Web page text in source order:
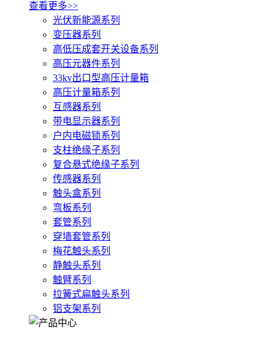
查看更多>>
光伏新能源系列
变压器系列
高低压成套开关设备系列
高压元器件系列
33kv出口型高压计量箱
高压计量箱系列
互感器系列
带电显示器系列
户内电磁锁系列
支柱绝缘子系列
复合悬式绝缘子系列
传感器系列
触头盒系列
弯板系列
套管系列
穿墙套管系列
梅花触头系列
静触头系列
触臂系列
拉簧式扁触头系列
铝支架系列